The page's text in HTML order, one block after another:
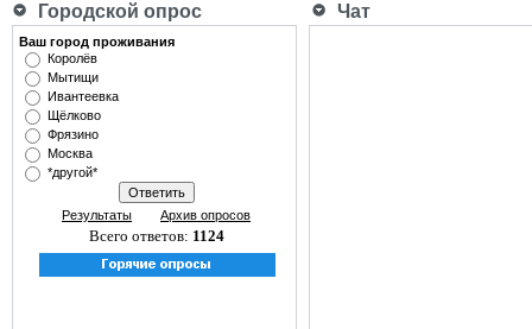
Городской опрос Чат
Ваш город проживания
Королёв
Мытищи
Ивантеевка
Щёлково
Фрязино
Москва
*другой*
Результаты Архив опросов
Всего ответов: 1124